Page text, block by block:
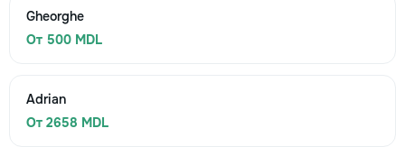
Gheorghe
От 500 MDL
Adrian
От 2658 MDL